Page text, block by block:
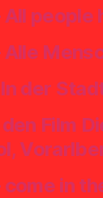
All
Alle
der
den Film
come in